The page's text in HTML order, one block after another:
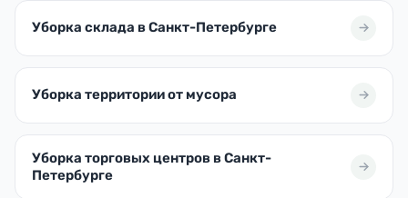
Уборка склада в Санкт-Петербурге
Уборка территории от мусора
Уборка торговых центров в Санкт-
Петербурге